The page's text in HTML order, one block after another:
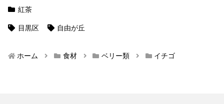
紅茶
目黒区 自由が丘
ホーム 食材 ベリー類 イチゴ